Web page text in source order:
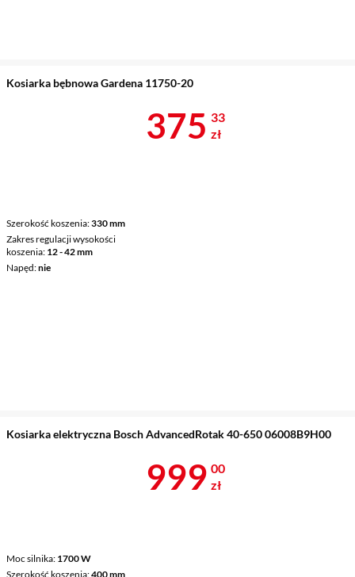
Kosiarka bębnowa Gardena 11750-20
Szerokość koszenia 330 mm
Zakres regulacji wysokości
koszenia 12 - 42 mm
Napęd nie
Cena 375,33
375 33
zł
Kosiarka elektryczna Bosch AdvancedRotak 40-650 06008B9H00
Moc silnika 1700 W
Szerokość koszenia 400 mm
Cena 999 zł
999 00
zł